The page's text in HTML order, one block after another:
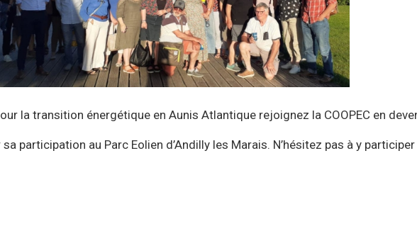
la transition énergétique en Aunis Atlantique rejoignez la COOPEC en
participation au Parc Eolien d’Andilly les Marais. N’hésitez pas à y